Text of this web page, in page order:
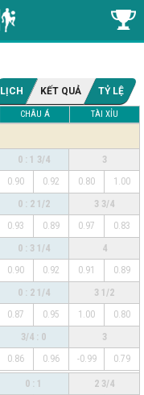
LỊCH KẾT QUẢ TỶ LỆ
CHÂU Á TÀI XỈU
0 : 1 3/4
3
0.90
0.92 0.80 1.00
0 : 2 1/2
3 3/4
0.93
0.89 0.97 0.83
0 : 3 1/4
4
0.90
0.92 0.91 0.89
0 : 2 1/4
3 1/2
0.87
0.95 1.00 0.80
3/4 : 0
3
0.86
0.96 -0.99 0.79
x
0 : 1
2 3/4